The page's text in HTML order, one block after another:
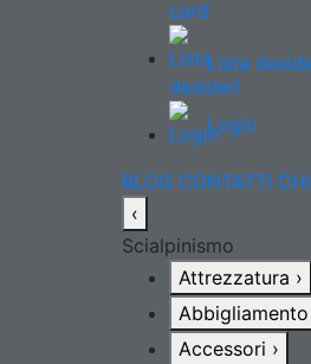
Lista
Login
BLOG CONTATTI
‹
Scialpinismo
Attrezzatura ›
Abbigliamento
Accessori ›